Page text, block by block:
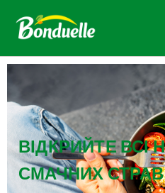
ВІДКРИЙТЕ ВСІ
СМАЧНИХ СТРАВ